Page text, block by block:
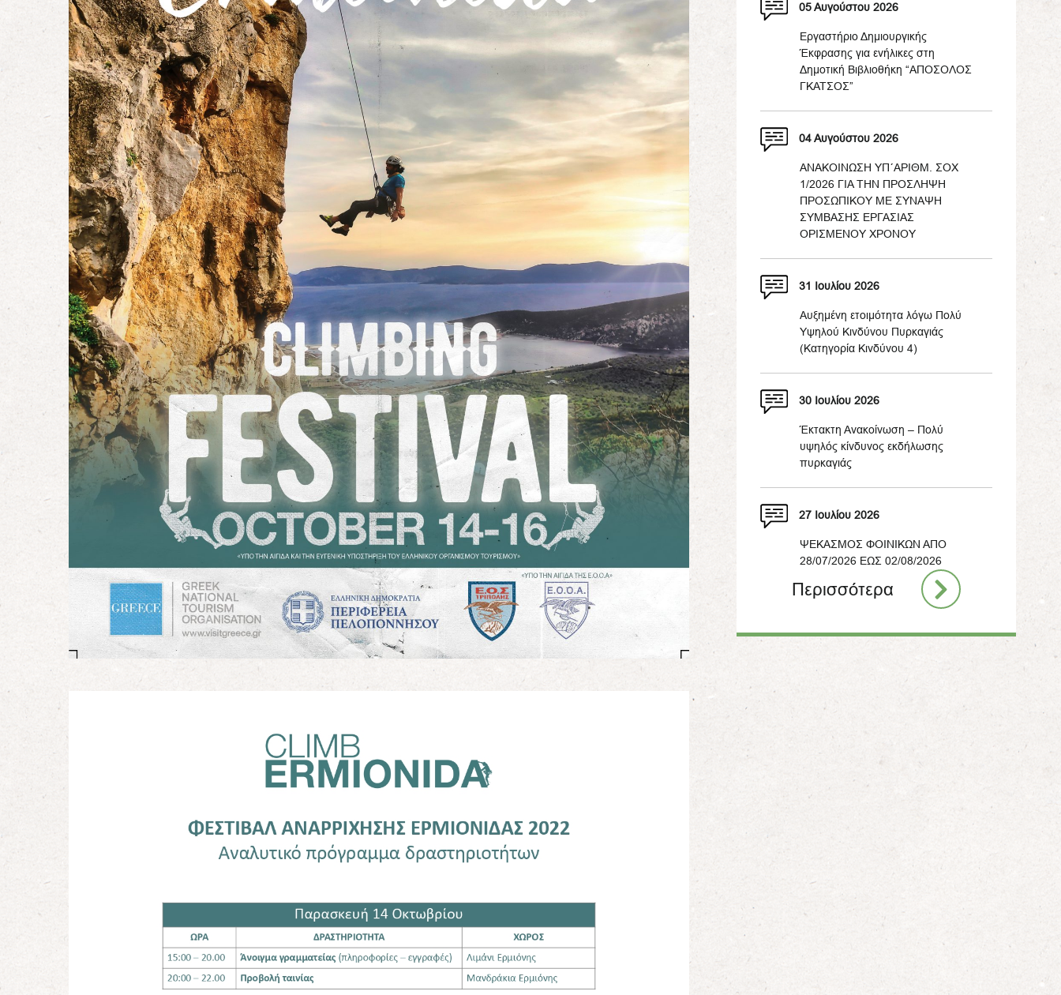
05 Αυγούστου 2026
Εργαστήριο Δημιουργικής
Έκφρασης για ενήλικες στη
Δημοτική Βιβλιοθήκη “ΑΠΟΣΟΛΟΣ
ΓΚΑΤΣΟΣ”
04 Αυγούστου 2026
ΑΝΑΚΟΙΝΩΣΗ ΥΠ΄ΑΡΙΘΜ. ΣΟΧ
1/2026 ΓΙΑ ΤΗΝ ΠΡΟΣΛΗΨΗ
ΠΡΟΣΩΠΙΚΟΥ ΜΕ ΣΥΝΑΨΗ
ΣΥΜΒΑΣΗΣ ΕΡΓΑΣΙΑΣ
ΟΡΙΣΜΕΝΟΥ ΧΡΟΝΟΥ
31 Ιουλίου 2026
Αυξημένη ετοιμότητα λόγω Πολύ
Υψηλού Κινδύνου Πυρκαγιάς
(Κατηγορία Κινδύνου 4)
30 Ιουλίου 2026
Έκτακτη Ανακοίνωση – Πολύ
υψηλός κίνδυνος εκδήλωσης
πυρκαγιάς
27 Ιουλίου 2026
ΨΕΚΑΣΜΟΣ ΦΟΙΝΙΚΩΝ ΑΠΟ
28/07/2026 ΕΩΣ 02/08/2026
Περισσότερα